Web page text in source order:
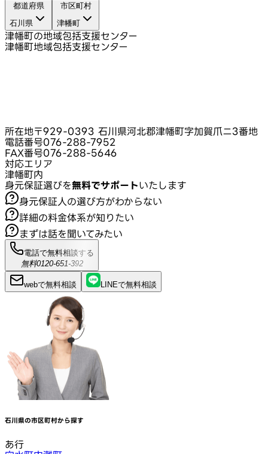
都道府県
石川県
市区町村
津幡町
津幡町の地域包括支援センター
津幡町地域包括支援センター
所在地〒929-0393 石川県河北郡津幡町字加賀爪ニ3番地
電話番号076-288-7952
FAX番号076-288-5646
対応エリア
津幡町内
身元保証選びを無料でサポートいたします
身元保証人の選び方がわからない
詳細の料金体系が知りたい
まずは話を聞いてみたい
電話で無料相談する
無料0120-651-392
webで無料相談 LINEで無料相談
石川県の市区町村から探す
あ行